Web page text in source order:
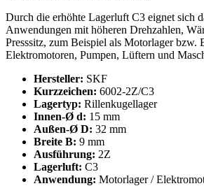
Durch die erhöhte Lagerluft C3 eignet sich
Anwendungen mit höheren Drehzahlen,
Presssitz, zum Beispiel als Motorlager bzw.
Elektromotoren, Pumpen, Lüftern und
Hersteller: SKF
Kurzzeichen: 6002-2Z/C3
Lagertyp: Rillenkugellager
Innen-Ø d: 15 mm
Außen-Ø D: 32 mm
Breite B: 9 mm
Ausführung: 2Z
Lagerluft: C3
Anwendung: Motorlager /